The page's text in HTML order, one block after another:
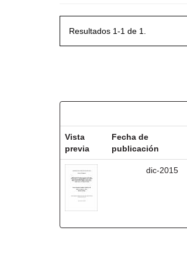
Resultados 1-1 de 1.
Vista
previa
Fecha de
publicación
dic-2015